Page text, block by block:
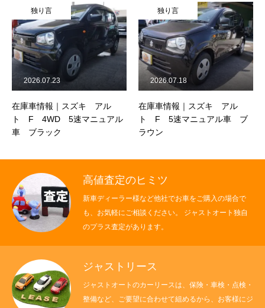
独り言
在庫車情報｜スズキ アル
ト F 4WD 5速マニュアル
車 ブラック
2026.07.23
独り言
在庫車情報｜スズキ アル
ト F 5速マニュアル車 ブ
ラウン
2026.07.18
高値査定のヒミツ
新車ディーラー様など他社でお車をご購入の場合で
も、お気軽にご相談ください。 ジャストオート独自
のプラス査定があります。
ジャストリース
ジャストオートのカーリースは、保険・車検・点検・
整備など、ご要望に合わせて組めるから、お客様にジ